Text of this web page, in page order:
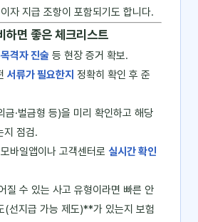
자 지급 조항이 포함되기도 합니다.
하면 좋은 체크리스트
격자 진술 등 현장 증거 확보.
서류가 필요한지 정확히 확인 후 준
금·벌금형 등)을 미리 확인하고 해당
지 점검.
바일앱이나 고객센터로 실시간 확인
질 수 있는 사고 유형이라면 빠른 안
(선지급 가능 제도)**가 있는지 보험